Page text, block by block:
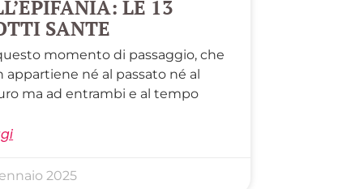
LE 13
SANTE
momento di passaggio, che
appartiene né al passato né al
ma ad entrambi e al tempo
2025